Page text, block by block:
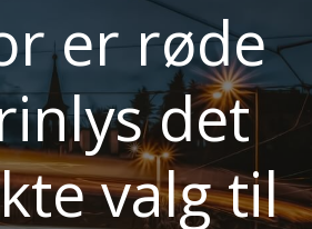
er røde
det
valg til